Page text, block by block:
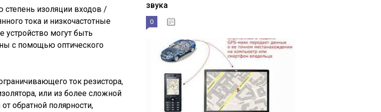
степень изоляции входов /
тока и низкочастотные
устройство могут быть
с помощью оптического
ток резистора,
или из более сложной
обратной полярности,
звука
0